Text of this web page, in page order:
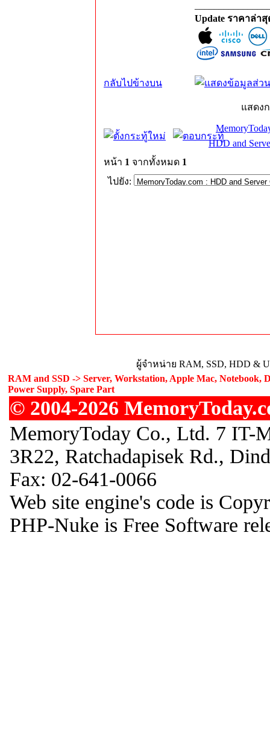
Update ราคาล่า
กลับไปข้างบน
แสดง
HDD and
หน้า 1 จากทั้งหมด 1
ไปยัง:
ผู้จำหน่าย RAM, SSD, HDD &
RAM and SSD -> Server, Workstation, Apple Mac, Notebook,
Power Supply, Spare Part
© 2004-2026
MemoryToday Co., Ltd. 7 IT-
3R22, Ratchadapisek Rd.,
Fax: 02-641-0066
Web site engine's code is
PHP-Nuke is Free Software